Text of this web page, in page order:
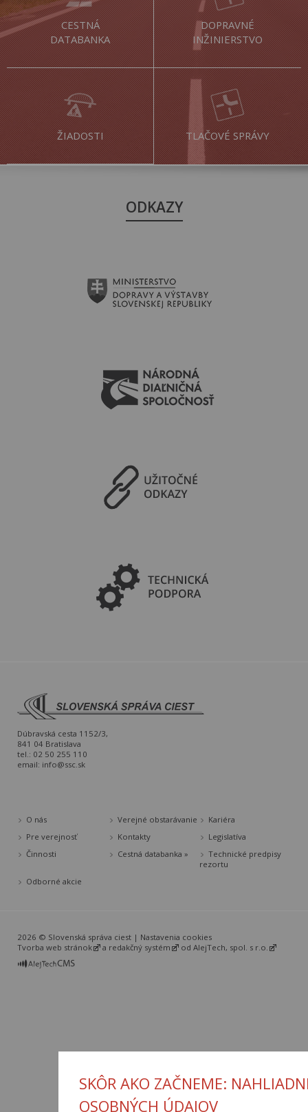
SKÔR AKO ZAČNEME:
OSOBNÝCH ÚDAJOV
CESTNÁ
DATABANKA
DOPRAVNÉ
INŽINIERSTVO
ŽIADOSTI TLAČOVÉ SPRÁVY
ODKAZY
Dúbravská cesta 1152/3,
841 04 Bratislava
tel.: 02 50 255 110
email: info@ssc.sk
O nás Verejné obstarávanie
Kariéra
Pre verejnosť
Kontakty
Legislatíva
Činnosti
Cestná databanka »
Technické predpisy
rezortu
Odborné akcie
2026 © Slovenská správa ciest | Nastavenia cookies
Tvorba web stránok
a redakčný systém od AlejTech, spol. s r.o.